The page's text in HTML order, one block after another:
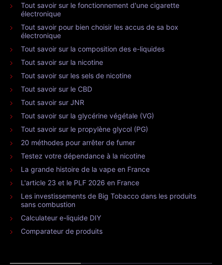
Tout savoir sur le fonctionnement d'une cigarette
électronique
Tout savoir pour bien choisir les accus de sa box
électronique
Tout savoir sur la composition des e-liquides
Tout savoir sur la nicotine
Tout savoir sur les sels de nicotine
Tout savoir sur le CBD
Tout savoir sur JNR
Tout savoir sur la glycérine végétale (VG)
Tout savoir sur le propylène glycol (PG)
20 méthodes pour arrêter de fumer
Testez votre dépendance à la nicotine
La grande histoire de la vape en France
L'article 23 et le PLF 2026 en France
Les investissements de Big Tobacco dans les produits
sans combustion
Calculateur e-liquide DIY
Comparateur de produits